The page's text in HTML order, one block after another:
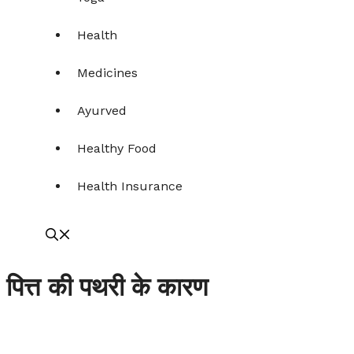
Health
Medicines
Ayurved
Healthy Food
Health Insurance
पित्त की पथरी के कारण